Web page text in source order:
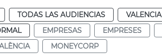
TODAS LAS AUDIENCIAS VALENCIA
EMPRESAS EMPRESES
MONEYCORP